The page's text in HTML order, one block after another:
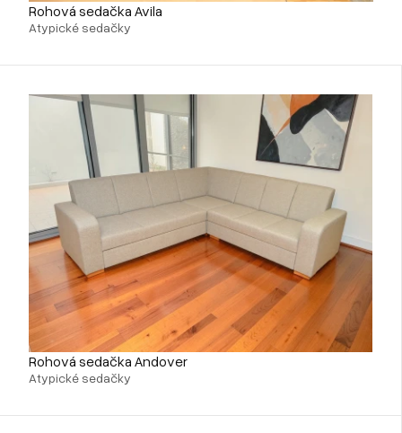
Rohová sedačka Avila
Atypické sedačky
Rohová sedačka Andover
Atypické sedačky